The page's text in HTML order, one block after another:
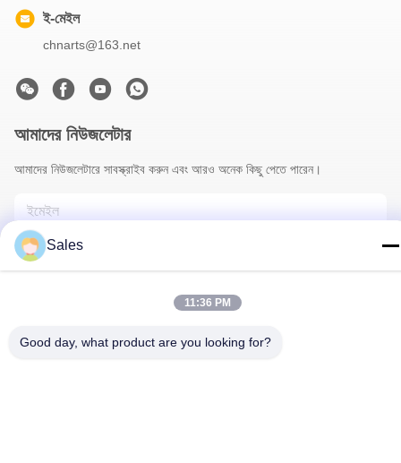
ই-মেইল
chnarts@163.net
আমাদের নিউজলেটার
আমাদের নিউজলেটারে সাবস্ক্রাইব করুন এবং আরও অনেক কিছু পেতে পারেন।
Sales
11:36 PM
Good day, what product are you looking for?